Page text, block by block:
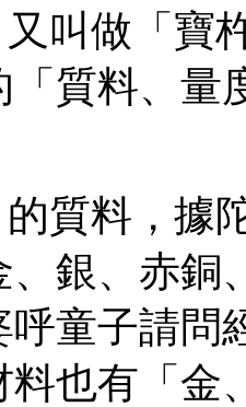
又叫做「
「質料、
質料，據
銀、赤銅
呼童子請問
也有「金